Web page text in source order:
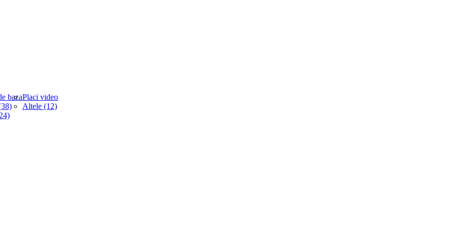
bazaPlaci video
Altele (12)